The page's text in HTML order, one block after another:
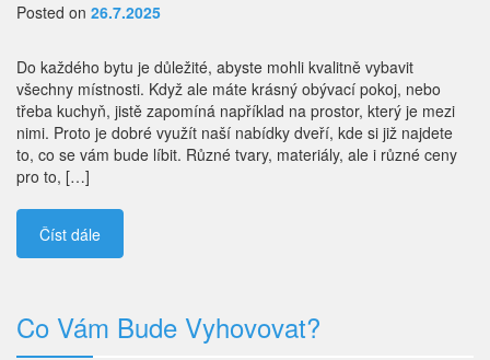
Posted on 26.7.2025
Do každého bytu je důležité, abyste mohli kvalitně vybavit
všechny místnosti. Když ale máte krásný obývací pokoj, nebo
třeba kuchyň, jistě zapomíná například na prostor, který je mezi
nimi. Proto je dobré využít naší nabídky dveří, kde si již najdete
to, co se vám bude líbit. Různé tvary, materiály, ale i různé ceny
pro to, […]
Číst dále
Co Vám Bude Vyhovovat?